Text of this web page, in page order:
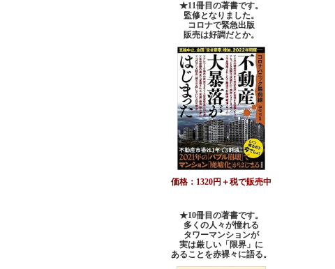
★11冊目の著書です。
監修となりました。
コロナで緊急出版
販売は好調だとか。
価格：1320円＋税で販売中
★10冊目の著書です。
多くの人々が憧れる
タワーマンションが
実は厳しい「限界」に
あることを赤裸々に語る。